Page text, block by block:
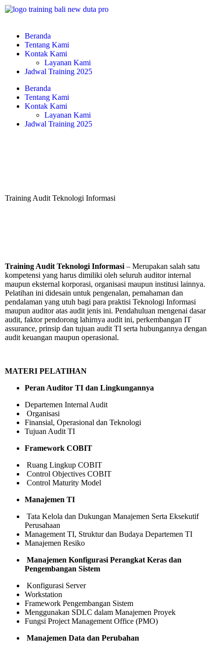
Beranda
Tentang Kami
Kontak Kami
Layanan Kami
Jadwal Training 2025
Beranda
Tentang Kami
Kontak Kami
Layanan Kami
Jadwal Training 2025
Training Audit Teknologi Informasi
Training Audit Teknologi Informasi – Merupakan salah satu
kompetensi yang harus dimiliki oleh seluruh auditor internal
maupun eksternal korporasi, organisasi maupun institusi lainnya.
Pelatihan ini didesain untuk pengenalan, pemahaman dan
pendalaman yang utuh bagi para praktisi Teknologi Informasi
maupun auditor atas audit jenis ini. Pendahuluan mengenai dasar
audit, faktor pendorong lahirnya audit ini, perkembangan IT
assurance, prinsip dan tujuan audit TI serta hubungannya dengan
audit keuangan maupun operasional.
MATERI PELATIHAN
Peran Auditor TI dan Lingkungannya
Departemen Internal Audit
Organisasi
Finansial, Operasional dan Teknologi
Tujuan Audit TI
Framework COBIT
Ruang Lingkup COBIT
Control Objectives COBIT
Control Maturity Model
Manajemen TI
Tata Kelola dan Dukungan Manajemen Serta Eksekutif
Perusahaan
Management TI, Struktur dan Budaya Departemen TI
Manajemen Resiko
Manajemen Konfigurasi Perangkat Keras dan
Pengembangan Sistem
Konfigurasi Server
Workstation
Framework Pengembangan Sistem
Menggunakan SDLC dalam Manajemen Proyek
Fungsi Project Management Office (PMO)
Manajemen Data dan Perubahan